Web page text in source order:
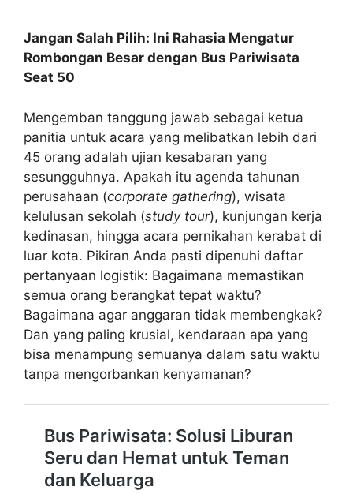
Jangan Salah Pilih: Ini Rahasia Mengatur
Rombongan Besar dengan Bus Pariwisata
Seat 50
Mengemban tanggung jawab sebagai ketua
panitia untuk acara yang melibatkan lebih dari
45 orang adalah ujian kesabaran yang
sesungguhnya. Apakah itu agenda tahunan
perusahaan (corporate gathering), wisata
kelulusan sekolah (study tour), kunjungan kerja
kedinasan, hingga acara pernikahan kerabat di
luar kota. Pikiran Anda pasti dipenuhi daftar
pertanyaan logistik: Bagaimana memastikan
semua orang berangkat tepat waktu?
Bagaimana agar anggaran tidak membengkak?
Dan yang paling krusial, kendaraan apa yang
bisa menampung semuanya dalam satu waktu
tanpa mengorbankan kenyamanan?